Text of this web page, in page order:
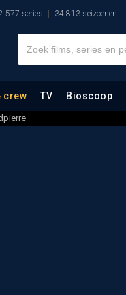
series 34.813 seizoenen
crew TV Bioscoop